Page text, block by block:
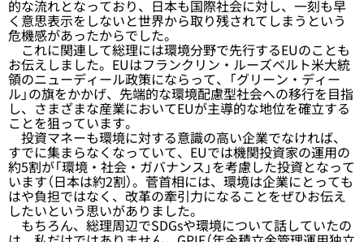
的な流れとなっており、日本も国際社会に対し、一刻も早
く意思表示をしないと世界から取り残されてしまうという
危機感があったからでした。
これに関連して総理には環境分野で先行するEUのことも
お伝えしました。EUはフランクリン・ルーズベルト米大統
領のニューディール政策にならって、「グリーン・ディー
ル」の旗をかかげ、先端的な環境配慮型社会への移行を目指
し、さまざまな産業においてEUが主導的な地位を確立する
ことを狙っています。
投資マネーも環境に対する意識の高い企業でなければ、
すでに集まらなくなっていて、EUでは機関投資家の運用の
約5割が「環境・社会・ガバナンス」を考慮した投資となって
います（日本は約2割）。菅首相には、環境は企業にとっても
はや負担ではなく、改革の牽引力になることをぜひお伝え
したいという思いがありました。
もちろん、総理周辺でSDGsや環境について話していたの